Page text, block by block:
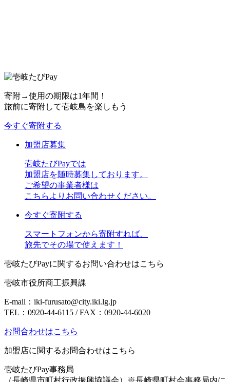
寄附→使用の期限は1年間！
旅前に寄附して壱岐島を楽しもう
今すぐ寄附する
加盟店募集
壱岐たびPayでは
加盟店を随時募集しております。
ご希望の事業者様は
こちらよりお問い合わせください。
今すぐ寄附する
スマートフォンから寄附すれば、
旅先でその場で使えます！
壱岐たびPayに関するお問い合わせはこちら
壱岐市役所商工振興課
E-mail：iki-furusato@city.iki.lg.jp
TEL：0920-44-6115 / FAX：0920-44-6020
お問合わせはこちら
加盟店に関するお問合わせはこちら
壱岐たびPay事務局